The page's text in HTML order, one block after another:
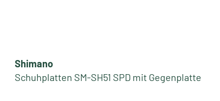
Shimano
Schuhplatten SM-SH51 SPD mit Gegenplatte